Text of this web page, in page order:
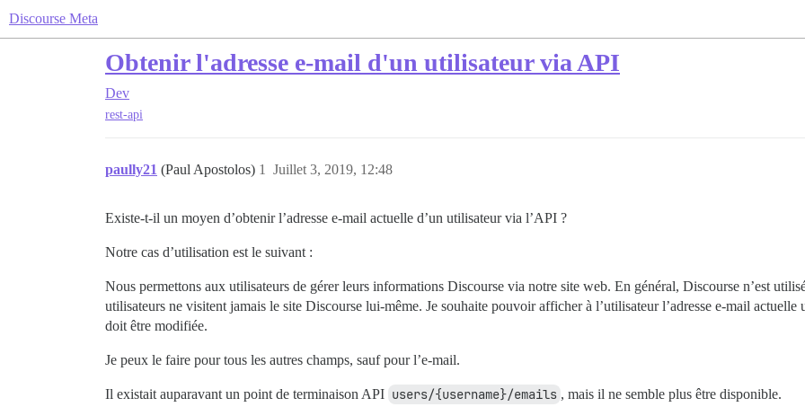
Discourse Meta
Obtenir l'adresse e-mail d'un utilisateur via API
Dev
rest-api
paully21 (Paul Apostolos) Juillet 3, 2019, 12:48
1
Existe-t-il un moyen d’obtenir l’adresse e-mail actuelle d’un utilisateur via l’API ?
Notre cas d’utilisation est le suivant :
Nous permettons aux utilisateurs de gérer leurs informations Discourse via notre site web. En général, Discourse n’est
utilisateurs ne visitent jamais le site Discourse lui-même. Je souhaite pouvoir afficher à l’utilisateur l’adresse e-mail
doit être modifiée.
Je peux le faire pour tous les autres champs, sauf pour l’e-mail.
Il existait auparavant un point de terminaison API users/{username}/emails , mais il ne semble plus être disponible.